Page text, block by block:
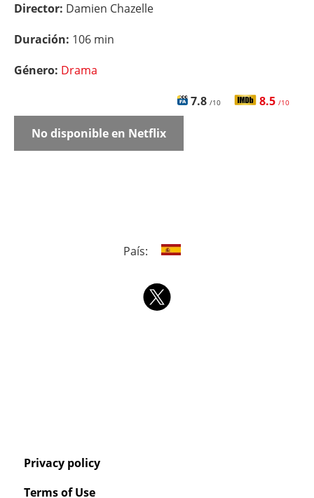
Director: Damien Chazelle
Duración: 106 min
Género: Drama
7.8 /10 8.5 /10
No disponible en Netflix
País:
Privacy policy
Terms of Use